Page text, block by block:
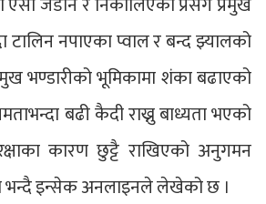
टालिन नपाएका प्वाल र बन्द झ्यालको
भण्डारीको भूमिकामा शंका बढाएको
बढी कैदी राख्नु बाध्यता भएको
कारण छुट्टै राखिएको अनुगमन
भन्दै इन्सेक अनलाइनले लेखेको छ ।